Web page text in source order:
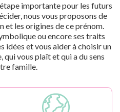
importante pour les futurs
nous vous proposons de
et les origines de ce prénom.
ou encore ses traits
idées et vous aider à choisir un
vous plaît et qui a du sens
famille.